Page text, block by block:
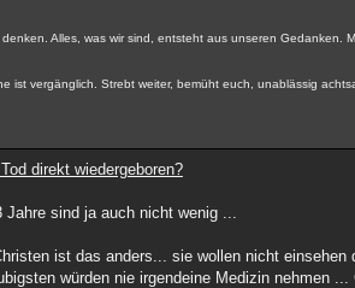
denken. Alles, was wir sind, entsteht aus unseren Gedanken.
ist vergänglich. Strebt weiter, bemüht euch, unablässig
direkt wiedergeboren?
Jahre sind ja auch nicht wenig ...
ist das anders... sie wollen nicht
würden nie irgendeine Medizin nehmen